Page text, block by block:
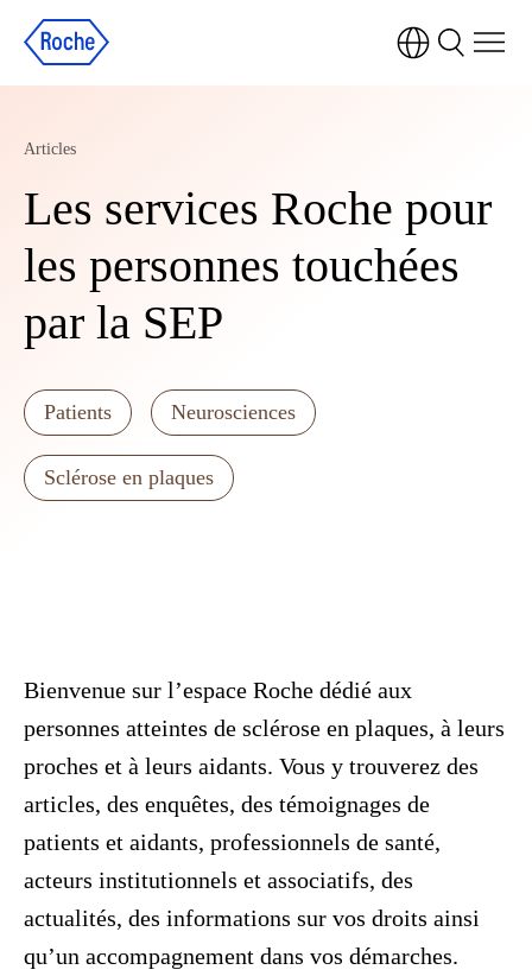
Articles
Les services Roche pour
les personnes touchées
par la SEP
Patients Neurosciences
Sclérose en plaques
Bienvenue sur l’espace Roche dédié aux
personnes atteintes de sclérose en plaques, à leurs
proches et à leurs aidants. Vous y trouverez des
articles, des enquêtes, des témoignages de
patients et aidants, professionnels de santé,
acteurs institutionnels et associatifs, des
actualités, des informations sur vos droits ainsi
qu’un accompagnement dans vos démarches.